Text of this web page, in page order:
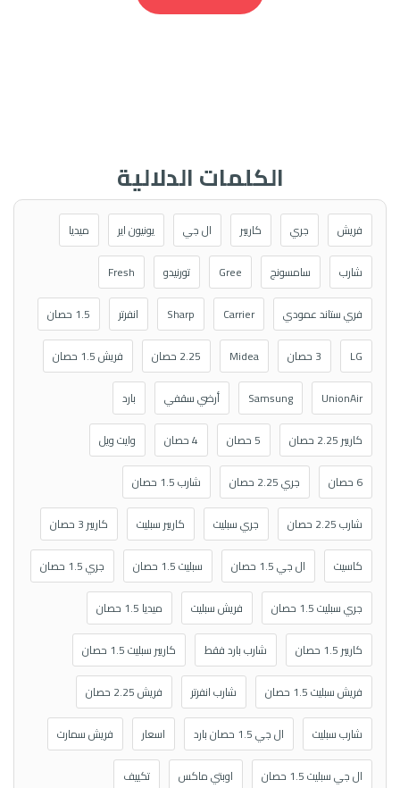
الكلمات الدلالية
فريش جري كاريير ال جي يونيون اير ميديا
شارب سامسونج Gree تورنيدو Fresh
فري ستاند عمودي Carrier
Sharp انفرتر 1.5 حصان
LG 3 حصان Midea 2.25 حصان فريش 1.5 حصان
UnionAir
Samsung أرضي سقفي بارد
كاريير 2.25 حصان 5 حصان 4 حصان وايت ويل
6 حصان جري 2.25 حصان شارب 1.5 حصان
شارب 2.25 حصان جري سبليت كاريير سبليت كاريير 3 حصان
كاسيت ال جي 1.5 حصان سبليت 1.5 حصان جري 1.5 حصان
جري سبليت 1.5 حصان فريش سبليت ميديا 1.5 حصان
كاريير 1.5 حصان شارب بارد فقط كاريير سبليت 1.5 حصان
فريش سبليت 1.5 حصان شارب انفرتر فريش 2.25 حصان
شارب سبليت ال جي 1.5 حصان بارد اسعار فريش سمارت
ال جي سبليت 1.5 حصان اوبتي ماكس تكييف